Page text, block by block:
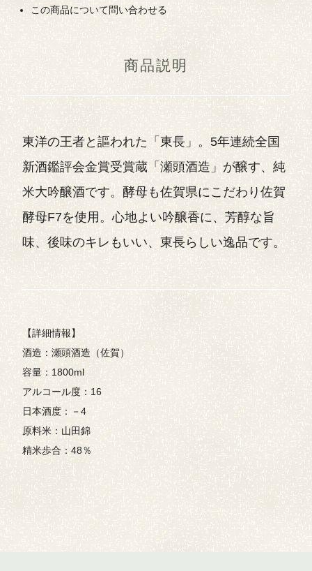
この商品について問い合わせる
商品説明
東洋の王者と謳われた「東長」。5年連続全国
新酒鑑評会金賞受賞蔵「瀬頭酒造」が醸す、純
米大吟醸酒です。酵母も佐賀県にこだわり佐賀
酵母F7を使用。心地よい吟醸香に、芳醇な旨
味、後味のキレもいい、東長らしい逸品です。
【詳細情報】
酒造：瀬頭酒造（佐賀）
容量：1800ml
アルコール度：16
日本酒度：－4
原料米：山田錦
精米歩合：48％